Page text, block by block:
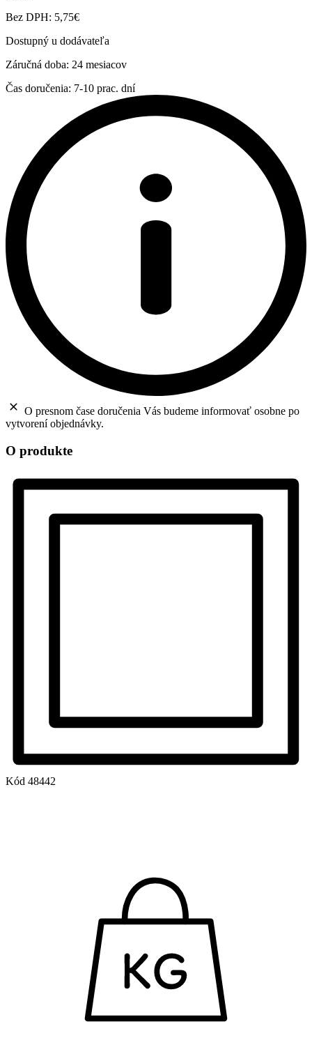
Bez DPH: 5,75€
Dostupný u dodávateľa
Záručná doba: 24 mesiacov
Čas doručenia: 7-10 prac. dní
O presnom čase doručenia Vás budeme informovať osobne po
vytvorení objednávky.
O produkte
Kód 48442